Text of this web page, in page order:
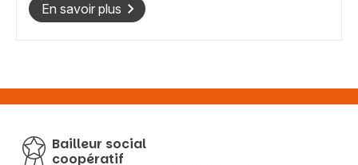
En savoir plus
Bailleur social
coopératif